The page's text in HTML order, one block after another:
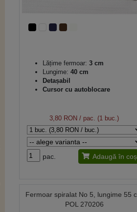
Lățime fermoar: 3 cm
Lungime: 40 cm
Detașabil
Cursor cu autoblocare
3,80 RON / pac. (1 buc.)
pac. Adaugă în coș
Fermoar spiralat No 5, lungime 55
POL 270206